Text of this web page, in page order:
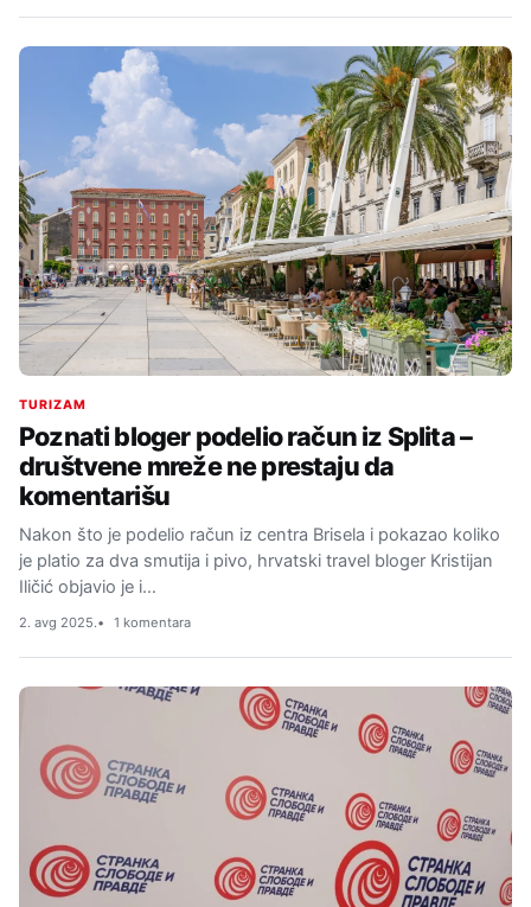
TURIZAM
Poznati bloger podelio račun iz Splita –
društvene mreže ne prestaju da
komentarišu
Nakon što je podelio račun iz centra Brisela i pokazao koliko
je platio za dva smutija i pivo, hrvatski travel bloger Kristijan
Iličić objavio je i…
2. avg 2025. 1 komentara